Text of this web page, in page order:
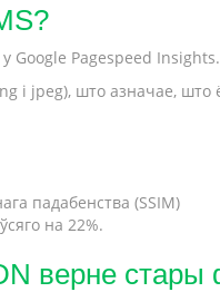
Google Pagespeed Insights.
jpeg), што азначае, што
падабенства (SSIM)
на 22%.
верне